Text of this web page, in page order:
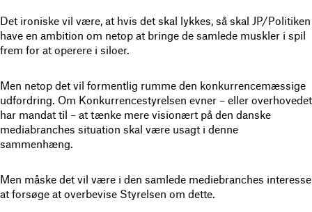
Det ironiske vil være, at hvis det skal lykkes, så skal JP/Politiken
have en ambition om netop at bringe de samlede muskler i spil
frem for at operere i siloer.
Men netop det vil formentlig rumme den konkurrencemæssige
udfordring. Om Konkurrencestyrelsen evner – eller overhovedet
har mandat til – at tænke mere visionært på den danske
mediabranches situation skal være usagt i denne
sammenhæng.
Men måske det vil være i den samlede mediebranches interesse
at forsøge at overbevise Styrelsen om dette.